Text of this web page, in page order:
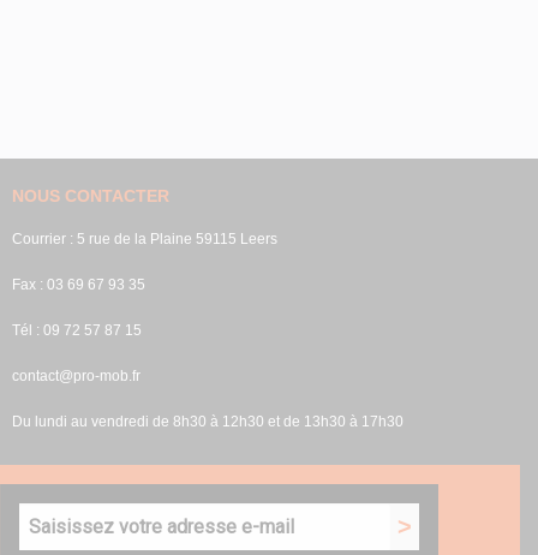
NOUS CONTACTER
Courrier : 5 rue de la Plaine 59115 Leers
Fax : 03 69 67 93 35
Tél : 09 72 57 87 15
contact@pro-mob.fr
Du lundi au vendredi de 8h30 à 12h30 et de 13h30 à 17h30